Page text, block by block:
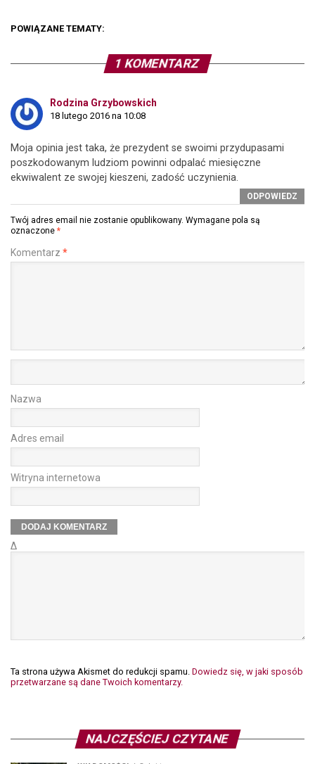
POWIĄZANE TEMATY:
1 KOMENTARZ
Rodzina Grzybowskich
18 lutego 2016 na 10:08
Moja opinia jest taka, że prezydent se swoimi przydupasami
poszkodowanym ludziom powinni odpalać miesięczne
ekwiwalent ze swojej kieszeni, zadość uczynienia.
ODPOWIEDZ
Twój adres email nie zostanie opublikowany. Wymagane pola są
oznaczone *
Komentarz *
Nazwa
Adres email
Witryna internetowa
Δ
Ta strona używa Akismet do redukcji spamu. Dowiedz się, w jaki sposób
przetwarzane są dane Twoich komentarzy.
NAJCZĘŚCIEJ CZYTANE